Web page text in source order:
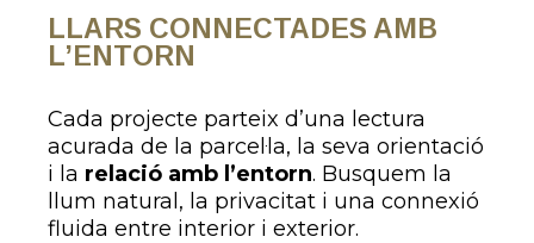
LLARS CONNECTADES AMB
L’ENTORN
Cada projecte parteix d’una lectura
acurada de la parcel·la, la seva orientació
i la relació amb l’entorn. Busquem la
llum natural, la privacitat i una connexió
fluida entre interior i exterior.